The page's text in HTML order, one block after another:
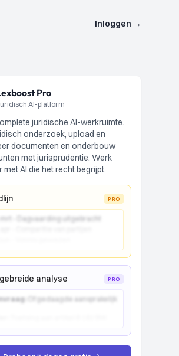
Inloggen →
Pro
AI-platform
juridische AI-werkruimte.
onderzoek, upload en
documenten en onderbouw
met jurisprudentie. Werk
met AI die het recht begrijpt.
PRO
mrt - Dagvaarding uitgebracht
analyse PRO
Of gedaagde aansprakelijk